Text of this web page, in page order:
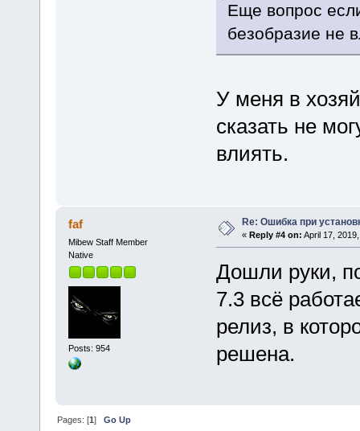
Еще вопрос
безобразие не
У меня в
сказать не
влиять.
faf
Mibew Staff Member
Native
Posts: 954
Re: Ошибка при
« Reply #4 on: April 17,
Дошли руки,
7.3 всё
релиз, в
решена.
Pages: [1]Go Up